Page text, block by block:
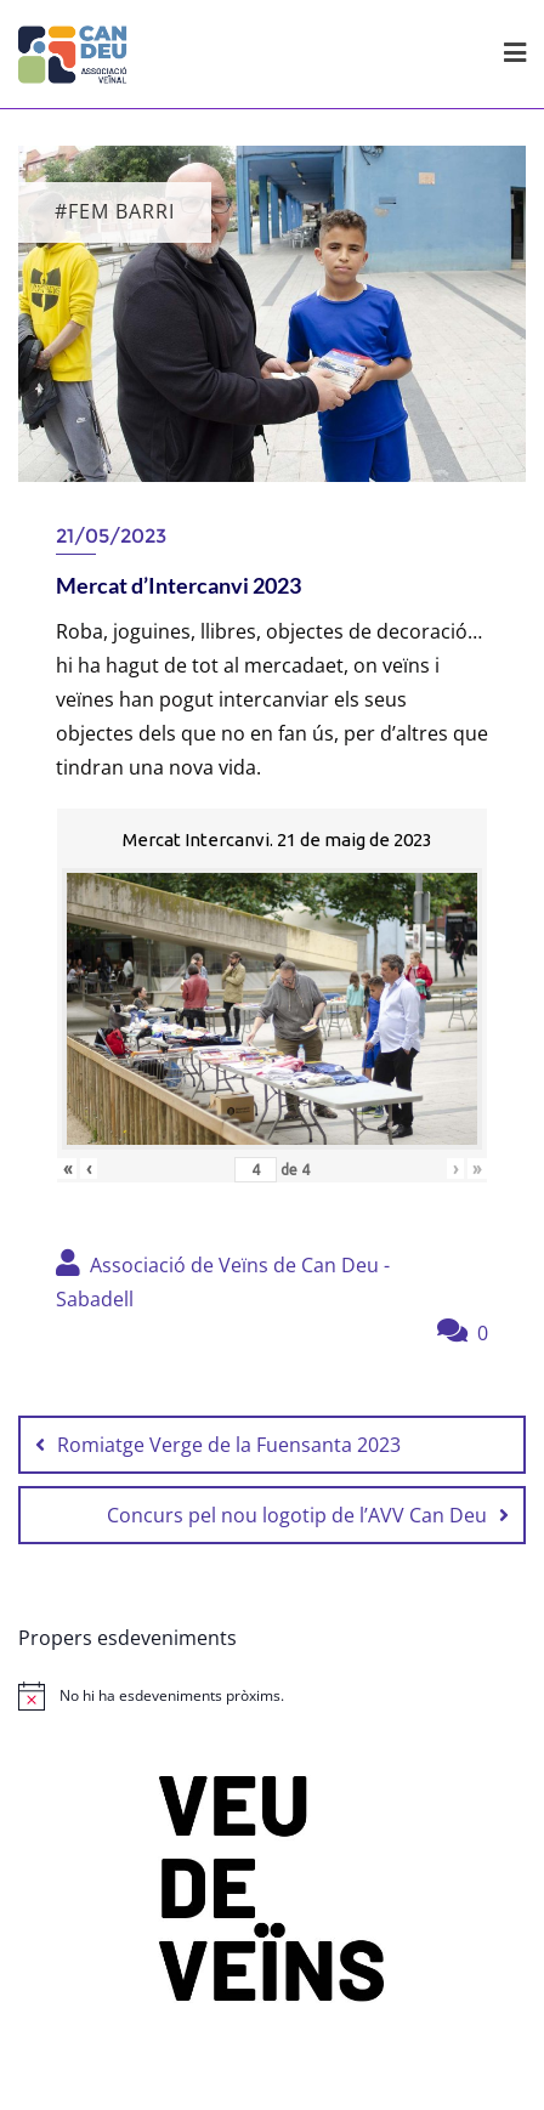
content
#FEM BARRI
21/05/2023
Mercat d’Intercanvi 2023
Roba, joguines, llibres, objectes de decoració…
hi ha hagut de tot al mercadaet, on veïns i
veïnes han pogut intercanviar els seus
objectes dels que no en fan ús, per d’altres que
tindran una nova vida.
Mercat Intercanvi. 21 de maig de 2023
« ‹ de 4 › »
Associació de Veïns de Can Deu -
Sabadell
0
d'entrades
Romiatge Verge de la Fuensanta 2023
Concurs pel nou logotip de l’AVV Can Deu
Propers esdeveniments
Avís No hi ha esdeveniments pròxims.